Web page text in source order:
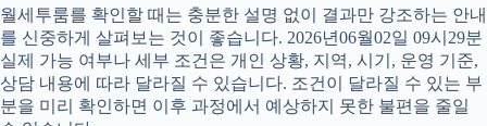
월세투룸를 확인할 때는 충분한 설명 없이 결과만 강조하는 안내
를 신중하게 살펴보는 것이 좋습니다. 2026년06월02일 09시29분
실제 가능 여부나 세부 조건은 개인 상황, 지역, 시기, 운영 기준,
상담 내용에 따라 달라질 수 있습니다. 조건이 달라질 수 있는 부
분을 미리 확인하면 이후 과정에서 예상하지 못한 불편을 줄일